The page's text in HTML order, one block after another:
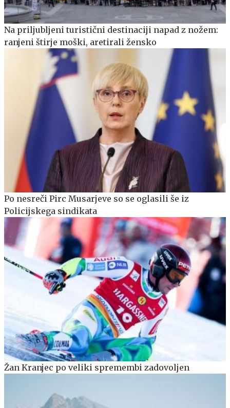
Na priljubljeni turistični destinaciji napad z nožem:
ranjeni štirje moški, aretirali žensko
Po nesreči Pirc Musarjeve so se oglasili še iz
Policijskega sindikata
Žan Kranjec po veliki spremembi zadovoljen